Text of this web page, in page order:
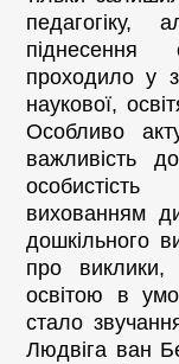
піднесення
проходило у
наукової,
Особливо
важливість
вихованням
дошкільного
про виклики,
освітою в
стало
Людвіга ван